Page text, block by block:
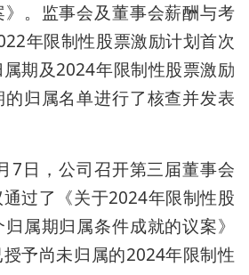
。监事会及董事会薪酬与考
年限制性股票激励计划首次
期及2024年限制性股票激励
归属名单进行了核查并发表
7日，公司召开第三届董事会
过了《关于2024年限制性股
属期归属条件成就的议案》
授予尚未归属的2024年限制性